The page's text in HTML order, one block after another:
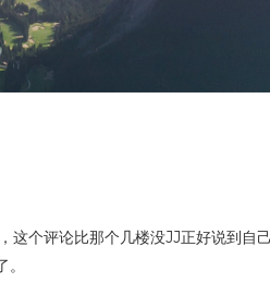
个评论比那个几楼没JJ正好说到自